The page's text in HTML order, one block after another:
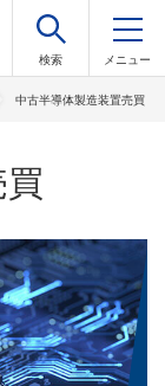
中古半導体製造装置売買